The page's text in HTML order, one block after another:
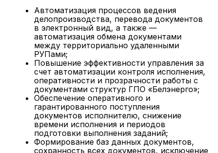
Автоматизация процессов ведения
делопроизводства, перевода документов
в электронный вид, а также —
автоматизация обмена документами
между территориально удаленными
РУПами;
Повышение эффективности управления за
счет автоматизации контроля исполнения,
оперативности и прозрачности работы с
документами структур ГПО «Белэнерго»;
Обеспечение оперативного и
гарантированного поступления
документов исполнителю, снижение
времени исполнения и периодов
подготовки выполнения заданий;
Формирование баз данных документов,
сохранность всех документов, исключение